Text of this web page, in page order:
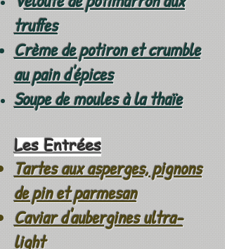
truffes
Crème de potiron et crumble
au pain d'épices
Soupe de moules à la thaïe
Les Entrées
Tartes aux asperges, pignons
de pin et parmesan
Caviar d'aubergines ultra-
light